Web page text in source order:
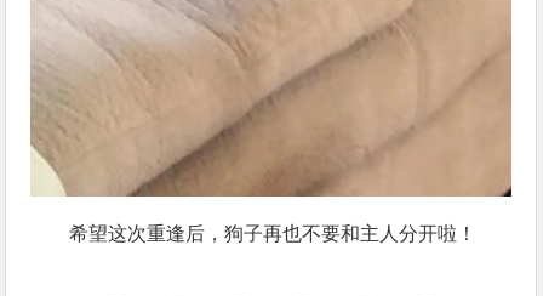
希望这次重逢后，狗子再也不要和主人分开啦！